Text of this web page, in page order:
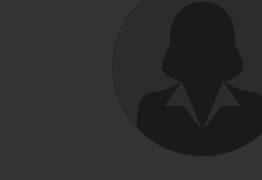
Societies on Cardiovascular Disease
Practice (constituted by representatives